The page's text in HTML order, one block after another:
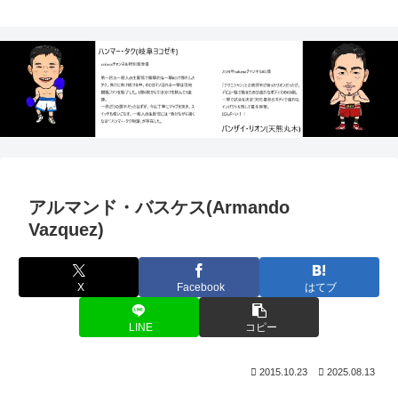
アルマンド・バスケス(Armando
Vazquez)
X Facebook はてブ
LINE コピー
2015.10.23 2025.08.13